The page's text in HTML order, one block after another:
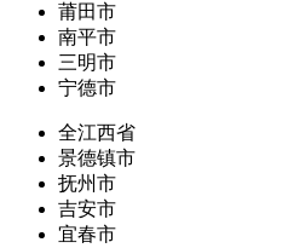
莆田市
南平市
三明市
宁德市
全江西省
景德镇市
抚州市
吉安市
宜春市